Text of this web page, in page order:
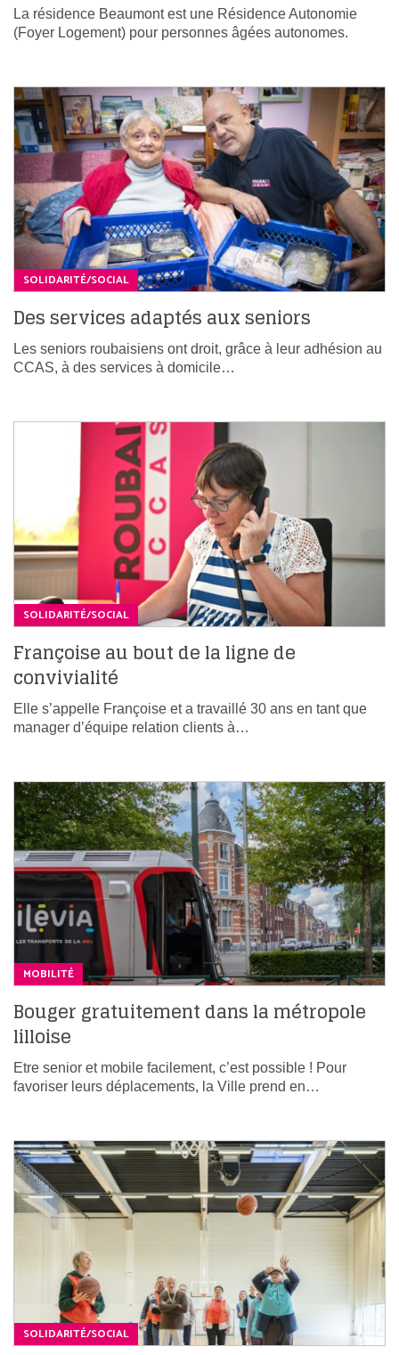
La résidence Beaumont est une Résidence Autonomie
(Foyer Logement) pour personnes âgées autonomes.
SOLIDARITÉ/SOCIAL
Des services adaptés aux seniors
Les seniors roubaisiens ont droit, grâce à leur adhésion au
CCAS, à des services à domicile…
SOLIDARITÉ/SOCIAL
Françoise au bout de la ligne de
convivialité
Elle s’appelle Françoise et a travaillé 30 ans en tant que
manager d’équipe relation clients à…
MOBILITÉ
Bouger gratuitement dans la métropole
lilloise
Etre senior et mobile facilement, c’est possible ! Pour
favoriser leurs déplacements, la Ville prend en…
SOLIDARITÉ/SOCIAL